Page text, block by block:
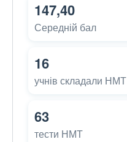
147,40
Середній бал
16
учнів складали НМТ
63
тести НМТ